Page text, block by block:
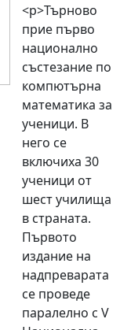
<p>Търново
прие първо
национално
състезание по
компютърна
математика за
ученици. В
него се
включиха 30
ученици от
шест училища
в страната.
Първото
издание на
надпреварата
се проведе
паралелно с V